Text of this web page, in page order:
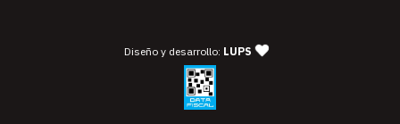
Diseño y desarrollo: LUPS — agencia de diseño y